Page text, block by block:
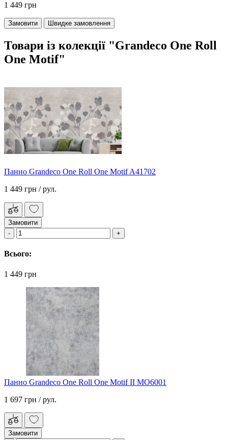
1 449 грн
Замовити Швидке замовлення
Товари із колекції "Grandeco One Roll
One Motif"
Панно Grandeco One Roll One Motif A41702
1 449 грн / рул.
Замовити
Всього:
1 449 грн
Панно Grandeco One Roll One Motif II MO6001
1 697 грн / рул.
Замовити